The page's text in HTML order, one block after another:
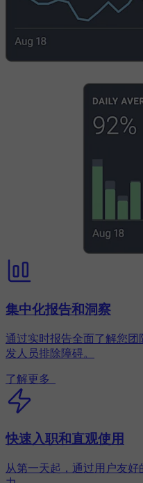
集中化报告和洞察
通过实时报告全面了解您
发人员排除障碍。
了解更多
快速入职和直观使用
从第一天起，通过用户友